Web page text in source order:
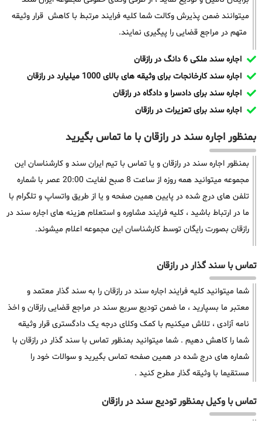
میتوانند ضمن پذیرش وکالت شما کلیه فرایند مرتبط با کاهش قرار وثیقه
متهم در مراجع قضایی را پیگیری نمایند.
اجاره سند ملکی 6 دانگ در رازقان
اجاره سند کارخانجات برای وثیقه های بالای 1000 میلیارد در رازقان
اجاره سند برای دادسرا و دادگاه در رازقان
اجاره سند برای تعزیرات در رازقان
بمنظور اجاره سند در رازقان با ما تماس بگیرید
بمنظور اجاره سند در رازقان و یا تماس با تیم ایران سند و کارشناسان این
مجموعه میتوانید همه روزه از ساعت 8 صبح لغایت 20:00 عصر با شماره
تلفن های درج شده در پایین همین صفحه و یا از طریق واتساپ و تلگرام با
ما در ارتباط باشید ، کلیه فرایند مشاوره و استعلام هزینه های اجاره سند در
رازقان بصورت رایگان توسط کارشناسان این مجموعه اعلام میشوند.
تماس با سند گذار در رازقان
شما میتوانید کلیه فرایند اجاره سند در رازقان را به سند گذار معتمد و
معتبر ما بسپارید ، ما ضمن تودیع سریع سند در مراجع قضایی رازقان و اخذ
نامه آزادی ، تلاش میکنیم با کمک وکلای درجه یک دادگستری قرار وثیقه
شما را کاهش دهیم . شما میتوانید بمنظور تماس با سند گذار در رازقان با
شماره های درج شده در همین صفحه تماس بگیرید و سوالات خود را
مستقیما با وثیقه گذار مطرح کنید .
تماس با وکیل بمنظور تودیع سند در رازقان